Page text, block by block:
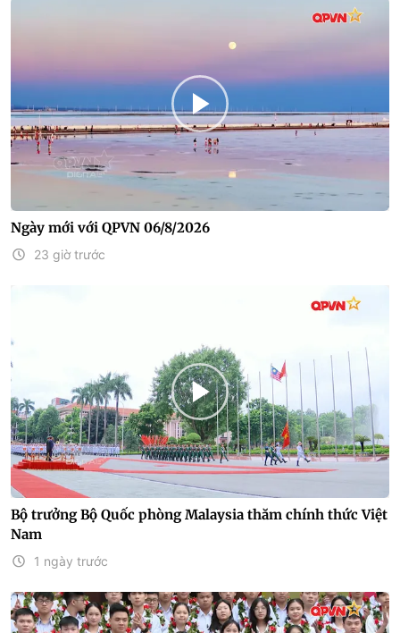
Ngày mới với QPVN 06/8/2026
23 giờ trước
Bộ trưởng Bộ Quốc phòng Malaysia thăm chính thức Việt
Nam
1 ngày trước